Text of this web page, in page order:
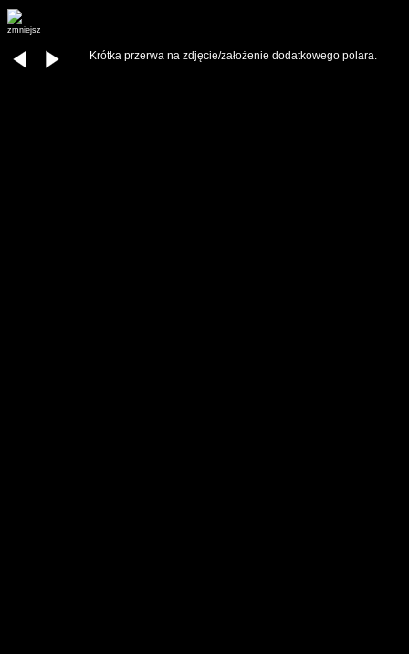
zmniejsz
Krótka przerwa na zdjęcie/założenie dodatkowego polara.